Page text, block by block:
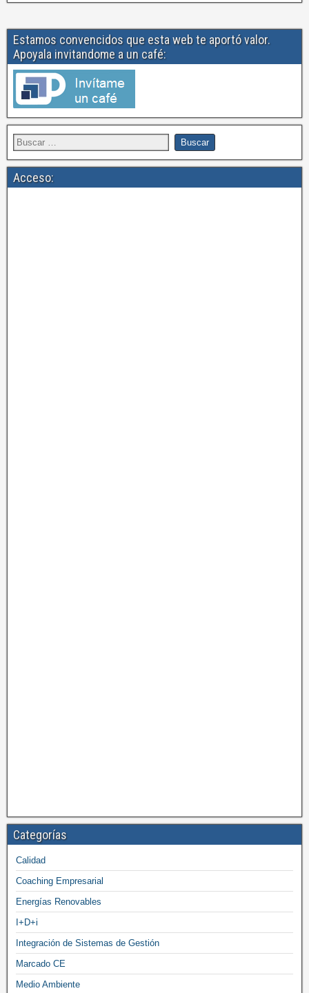
Estamos convencidos que esta web te aportó valor.
Apoyala invitandome a un café:
Acceso:
Categorías
Calidad
Coaching Empresarial
Energías Renovables
I+D+i
Integración de Sistemas de Gestión
Marcado CE
Medio Ambiente